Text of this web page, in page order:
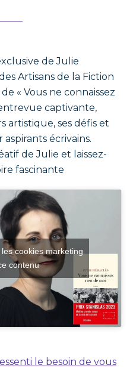
de Julie
Artisans de la Fiction
« Vous ne connaissez
captivante,
artistique, ses défis et
écrivains.
de Julie et laissez-
fascinante
cookies marketing
contenu
le besoin de vous